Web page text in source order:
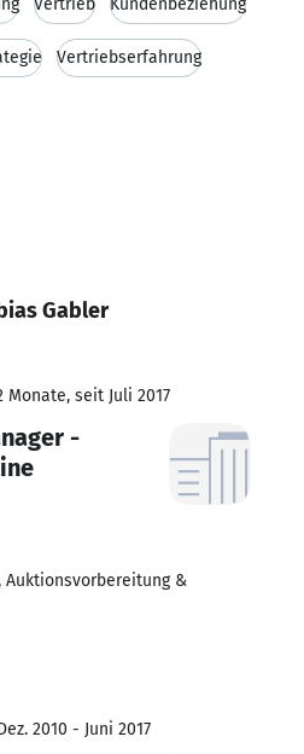
Vertriebserfahrung
Gabler
Monate, seit Juli 2017
-
Auktionsvorbereitung &
2010 - Juni 2017